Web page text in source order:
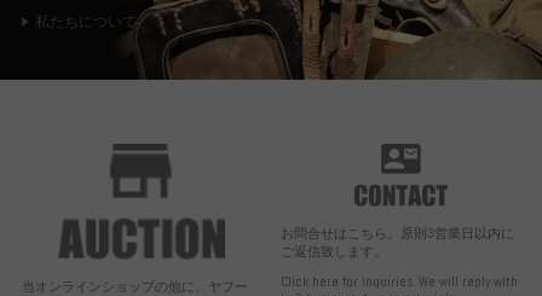
私たちについて
当オンラインショップの他に、ヤフー
お問合せはこちら。原則3営業日以内に
ご返信致します。
Click here for inquiries. We will reply with